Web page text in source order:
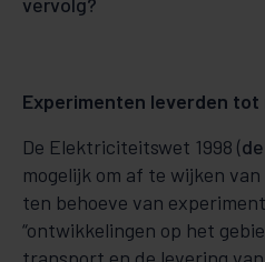
Experimenten leverden
De Elektriciteitswet 1998 (
mogelijk om af te wijken
ten behoeve van
“ontwikkelingen op het